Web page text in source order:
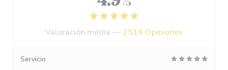
/5
Valoración media —2518 Opiniones
Servicio